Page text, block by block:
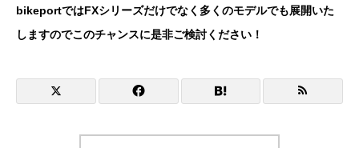
bikeportではFXシリーズだけでなく多くのモデルでも展開いた
しますのでこのチャンスに是非ご検討ください！